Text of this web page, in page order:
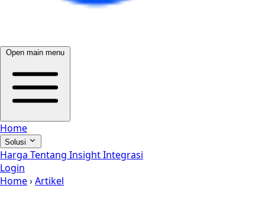
Open main menu
Home
Solusi
Harga Tentang InsightIntegrasi
Login
Home›Artikel